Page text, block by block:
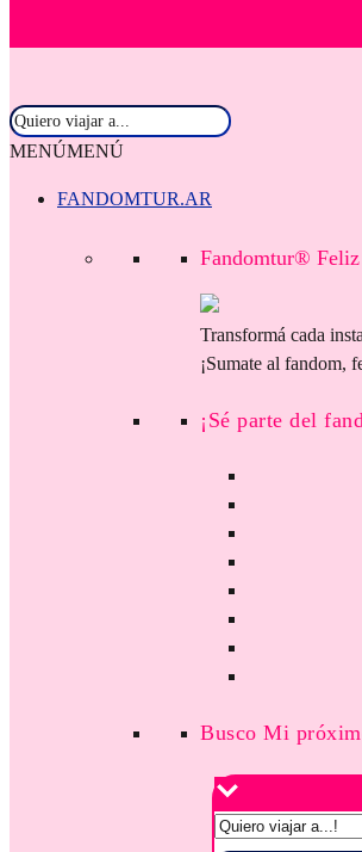
MENÚMENÚ
FANDOMTUR.AR
Fandomtur®
Transformá cada
¡Sumate al fandom,
¡Sé parte del
Busco Mi